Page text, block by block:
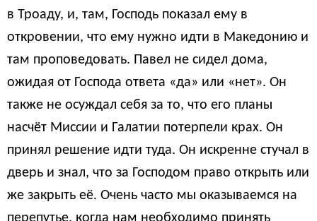
в Троаду, и, там, Господь показал ему в
откровении, что ему нужно идти в Македонию и
там проповедовать. Павел не сидел дома,
ожидая от Господа ответа «да» или «нет». Он
также не осуждал себя за то, что его планы
насчёт Миссии и Галатии потерпели крах. Он
принял решение идти туда. Он искренне стучал в
дверь и знал, что за Господом право открыть или
же закрыть её. Очень часто мы оказываемся на
перепутье, когда нам необходимо принять